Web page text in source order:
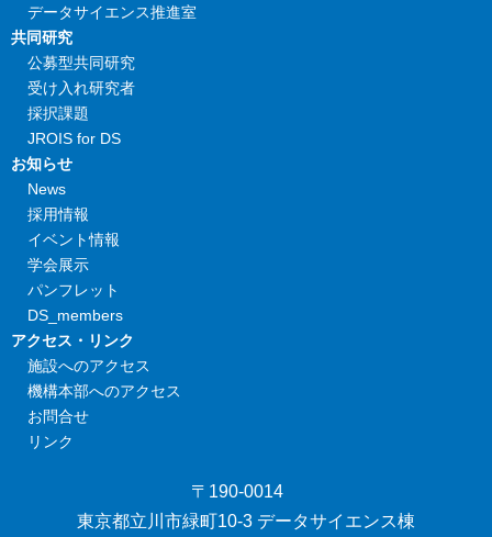
データサイエンス推進室
共同研究
公募型共同研究
受け入れ研究者
採択課題
JROIS for DS
お知らせ
News
採用情報
イベント情報
学会展示
パンフレット
DS_members
アクセス・リンク
施設へのアクセス
機構本部へのアクセス
お問合せ
リンク
〒190-0014
東京都立川市緑町10-3 データサイエンス棟